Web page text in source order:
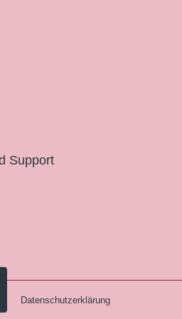
Support
Datenschutzerklärung